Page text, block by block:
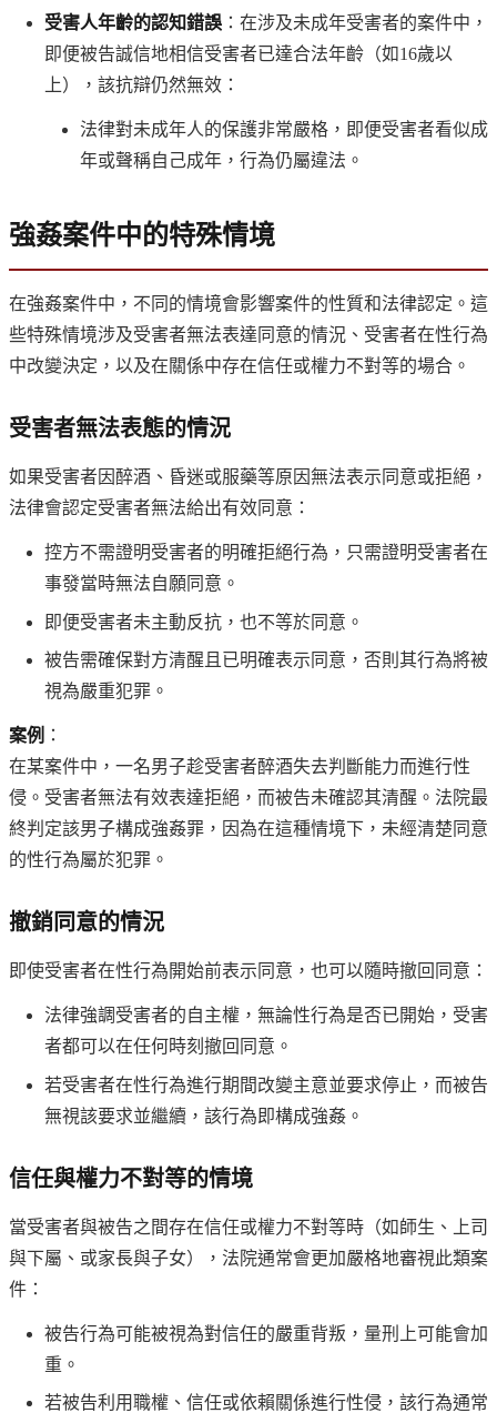
受害人年齡的認知錯誤 ：在涉及未成年受害者的案件中，
即便被告誠信地相信受害者已達合法年齡（如16歲以
上），該抗辯仍然無效：
法律對未成年人的保護非常嚴格，即便受害者看似成
年或聲稱自己成年，行為仍屬違法。
強姦案件中的特殊情境
在強姦案件中，不同的情境會影響案件的性質和法律認定。這
些特殊情境涉及受害者無法表達同意的情況、受害者在性行為
中改變決定，以及在關係中存在信任或權力不對等的場合。
受害者無法表態的情況
如果受害者因醉酒、昏迷或服藥等原因無法表示同意或拒絕，
法律會認定受害者無法給出有效同意：
控方不需證明受害者的明確拒絕行為，只需證明受害者在
事發當時無法自願同意。
即便受害者未主動反抗，也不等於同意。
被告需確保對方清醒且已明確表示同意，否則其行為將被
視為嚴重犯罪。
案例 ：
在某案件中，一名男子趁受害者醉酒失去判斷能力而進行性
侵。受害者無法有效表達拒絕，而被告未確認其清醒。法院最
終判定該男子構成強姦罪，因為在這種情境下，未經清楚同意
的性行為屬於犯罪。
撤銷同意的情況
即使受害者在性行為開始前表示同意，也可以隨時撤回同意：
法律強調受害者的自主權，無論性行為是否已開始，受害
者都可以在任何時刻撤回同意。
若受害者在性行為進行期間改變主意並要求停止，而被告
無視該要求並繼續，該行為即構成強姦。
信任與權力不對等的情境
當受害者與被告之間存在信任或權力不對等時（如師生、上司
與下屬、或家長與子女），法院通常會更加嚴格地審視此類案
件：
被告行為可能被視為對信任的嚴重背叛，量刑上可能會加
重。
若被告利用職權、信任或依賴關係進行性侵，該行為通常